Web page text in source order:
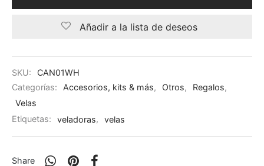
Añadir a la lista de deseos
SKU:
CAN01WH
Categorías:
Accesorios, kits & más, Otros, Regalos,
Velas
Etiquetas:
veladoras, velas
Share